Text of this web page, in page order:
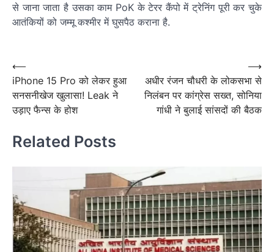
से जाना जाता है उसका काम PoK के टेरर कैंपो में ट्रेनिंग पूरी कर चुके
आतंकियों को जम्मू कश्मीर में घुसपैठ कराना है.
navigation
Post
navigation
⟵
iPhone 15 Pro को लेकर हुआ
सनसनीखेज खुलासा! Leak ने
उड़ाए फैन्स के होश
अधीर रंजन चौधरी के लोकसभा से
निलंबन पर कांग्रेस सख्त, सोनिया
गांधी ने बुलाई सांसदों की बैठक
⟶
Related Posts